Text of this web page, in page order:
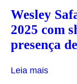
Wesley
2025 com
presença
Leia mais